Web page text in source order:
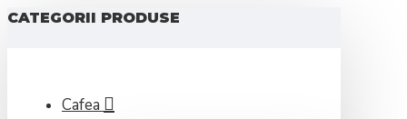
CATEGORII PRODUSE
Cafea